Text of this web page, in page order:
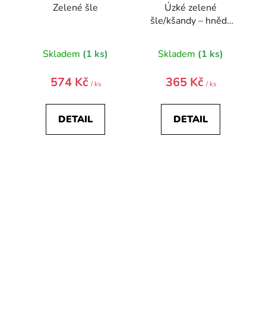
Zelené šle
Skladem (1 ks)
574 Kč / ks
DETAIL
Úzké zelené
šle/kšandy – hnědý
Skladem (1 ks)
365 Kč / ks
DETAIL